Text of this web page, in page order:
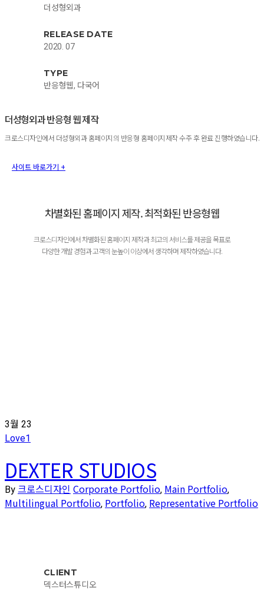
더성형외과
RELEASE DATE
2020. 07
TYPE
반응형웹, 다국어
더성형외과 반응형 웹 제작
크로스디자인에서 더성형외과 홈페이지의 반응형 홈페이지제작 수주 후 완료 진행하였습니다.
사이트 바로가기 +
차별화된 홈페이지 제작. 최적화된 반응형웹
크로스디자인에서 차별화된 홈페이지 제작과 최고의 서비스를 제공을 목표로
다양한 개발 경험과 고객의 눈높이 이상에서 생각하며 제작하였습니다.
3월 23
Love1
DEXTER STUDIOS
By 크로스디자인 Corporate Portfolio, Main Portfolio,
Multilingual Portfolio, Portfolio, Representative Portfolio
CLIENT
덱스터스튜디오